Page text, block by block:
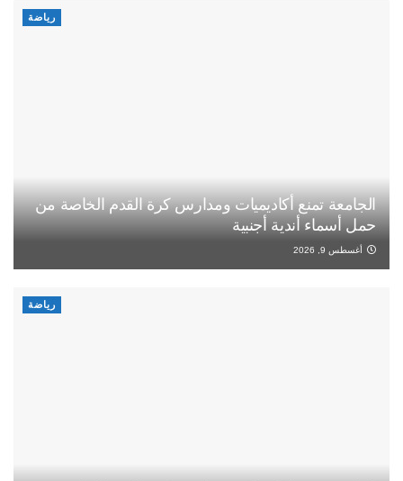
رياضة
الجامعة تمنع أكاديميات ومدارس كرة القدم الخاصة من
حمل أسماء أندية أجنبية
أغسطس 9, 2026
رياضة